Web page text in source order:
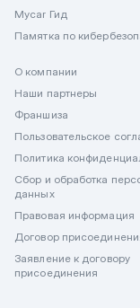
Mycar Гид
Памятка по
О компании
Наши партнеры
Франшиза
Пользовательское
Политика
Сбор и обработка
данных
Правовая информация
Договор
Заявление к договору
присоединения